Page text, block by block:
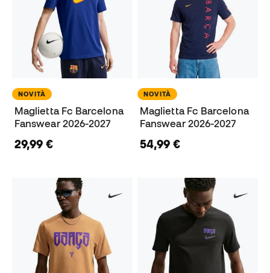
NOVITÀ
Maglietta Fc Barcelona
Fanswear 2026-2027
29,99 €
NOVITÀ
Maglietta Fc Barcelona
Fanswear 2026-2027
54,99 €